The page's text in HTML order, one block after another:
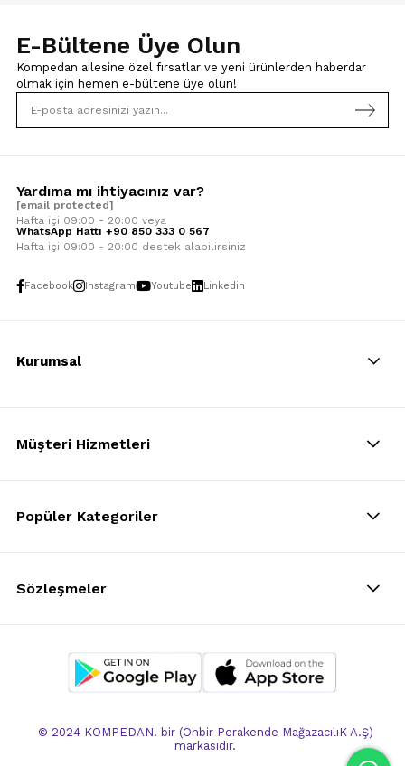
E-Bültene Üye Olun
Kompedan ailesine özel fırsatlar ve yeni ürünlerden haberdar
olmak için hemen e-bültene üye olun!
Yardıma mı ihtiyacınız var?
[email protected]
Hafta içi 09:00 - 20:00 veya
WhatsApp Hattı +90 850 333 0 567
Hafta içi 09:00 - 20:00 destek alabilirsiniz
Facebook Instagram Youtube Linkedin
Kurumsal
Müşteri Hizmetleri
Popüler Kategoriler
Sözleşmeler
© 2024 KOMPEDAN. bir (Onbir Perakende MağazacılıK A.Ş)
markasıdır.